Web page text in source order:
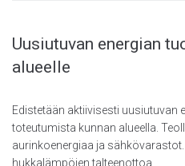
Uusiutuvan energian
alueelle
Edistetään aktiivisesti uusiutuvan
toteutumista kunnan alueella.
aurinkoenergiaa ja
hukkalämpöjen talteenottoa.